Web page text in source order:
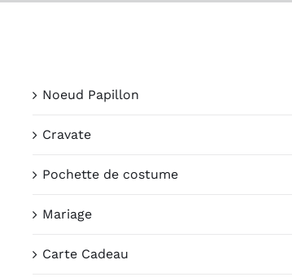
Noeud Papillon
Cravate
Pochette de costume
Mariage
Carte Cadeau